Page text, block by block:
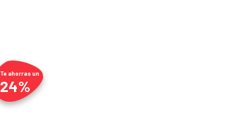
Te ahorras un
24%